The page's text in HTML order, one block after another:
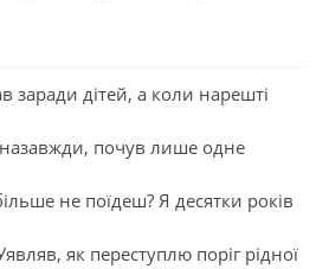
заради дітей, а коли нарешті
почув лише одне
не поїдеш? Я десятки років
як переступлю поріг рідної